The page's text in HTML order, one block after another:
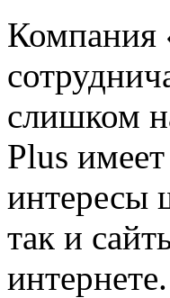
Компания
слишком
Plus
интересы
так и
интернете.